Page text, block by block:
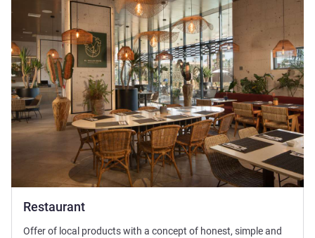
Restaurant
Offer of local products with a concept of honest, simple and